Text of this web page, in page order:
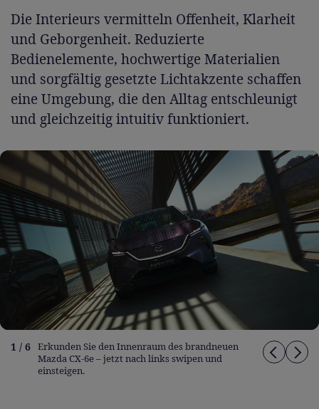
Die Interieurs vermitteln Offenheit, Klarheit
und Geborgenheit. Reduzierte
Bedienelemente, hochwertige Materialien
und sorgfältig gesetzte Lichtakzente schaffen
eine Umgebung, die den Alltag entschleunigt
und gleichzeitig intuitiv funktioniert.
1 / 6 Erkunden Sie den Innenraum des brandneuen
Mazda CX-6e – jetzt nach links swipen und
einsteigen.